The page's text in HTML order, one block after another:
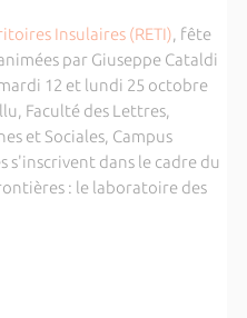
Insulaires (RETI), fête
par Giuseppe Cataldi
12 et lundi 25 octobre
Faculté des Lettres,
et Sociales, Campus
s'inscrivent dans le cadre du
: le laboratoire des